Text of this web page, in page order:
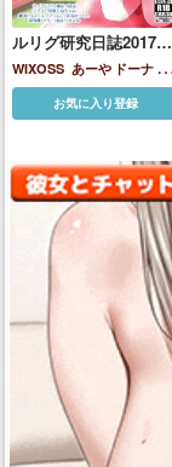
ルリグ研究日誌2017夏
号
WIXOSS あーや ドーナ ミ
ュウ水嶋清衣
お気に入り登録